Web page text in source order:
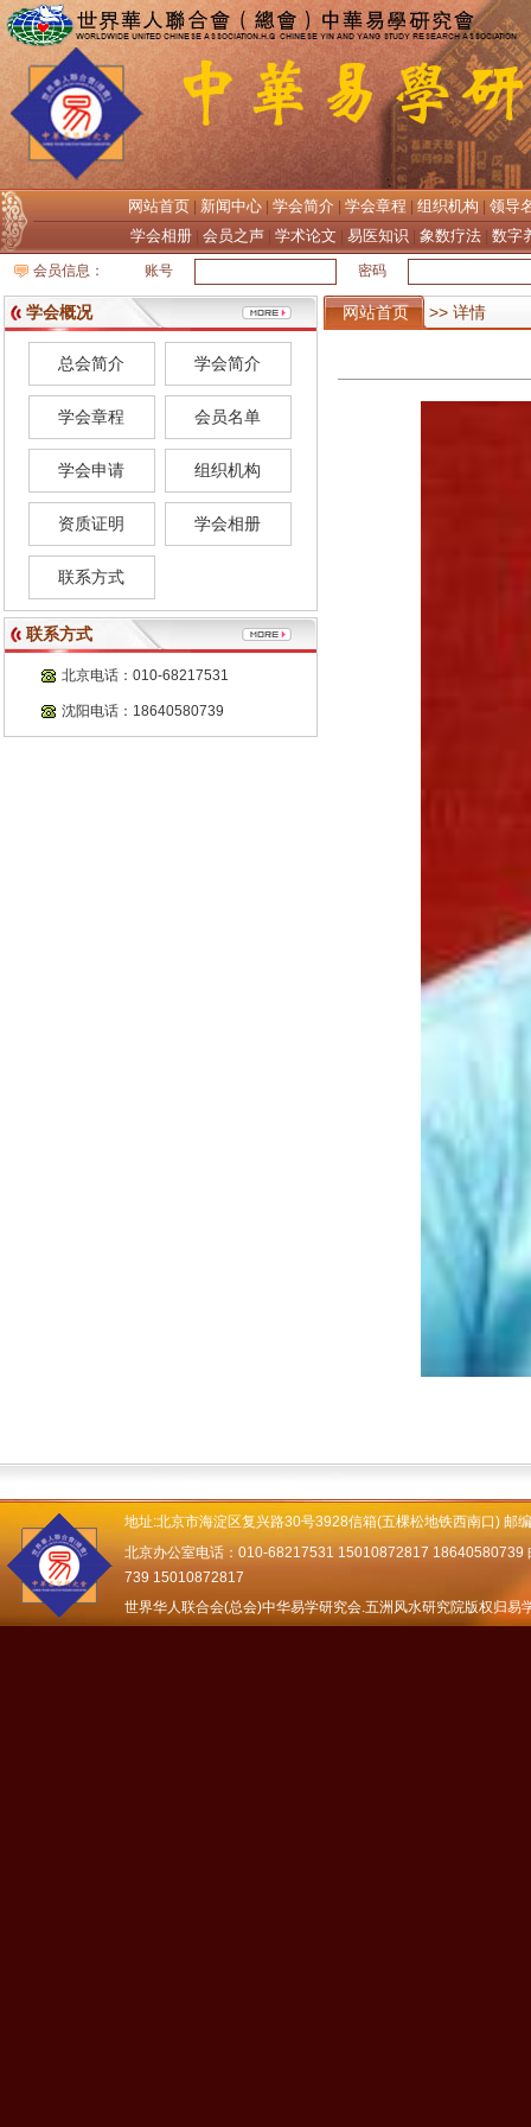
网站首页 新闻中心 学会简介 学会章程 组织机构
领导
学会相册 |会员之声 |学术论文 |易医知识 |象数疗法 |数字
会员信息： 账号 密码
学会概况
总会简介 学会简介
学会章程 会员名单
学会申请 组织机构
资质证明 学会相册
联系方式
联系方式
北京电话：010-68217531
沈阳电话：18640580739
网站首页 >> 详情
地址:北京市海淀区复兴路30号3928信箱(五棵松地铁西南口) 邮
北京办公室电话：010-68217531 15010872817
739 15010872817
世界华人联合会(总会)中华易学研究会.五洲风水研究院版权归易